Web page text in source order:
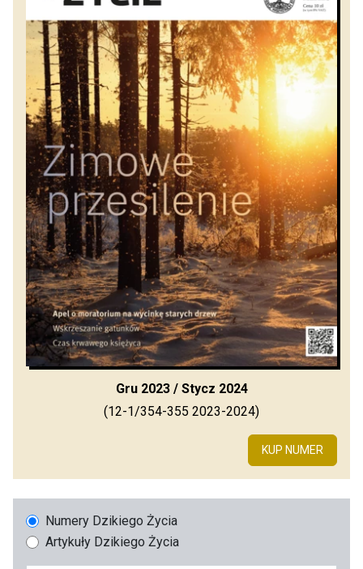
Gru 2023 / Stycz 2024
(12-1/354-355 2023-2024)
KUP NUMER
Numery Dzikiego Życia
Artykuły Dzikiego Życia